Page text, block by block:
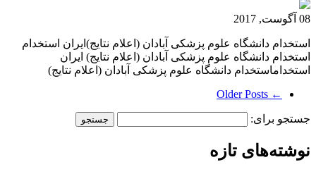
08 آگوست, 2017
استخدام دانشگاه علوم پزشکی آبادان (اعلام نتایج)ایران استخدام
استخدام دانشگاه علوم پزشکی آبادان (اعلام نتایج) ایران
استخداماستخدام دانشگاه علوم پزشکی آبادان (اعلام نتایج)
← Older Posts
جستجو برای:
نوشته‌های تازه